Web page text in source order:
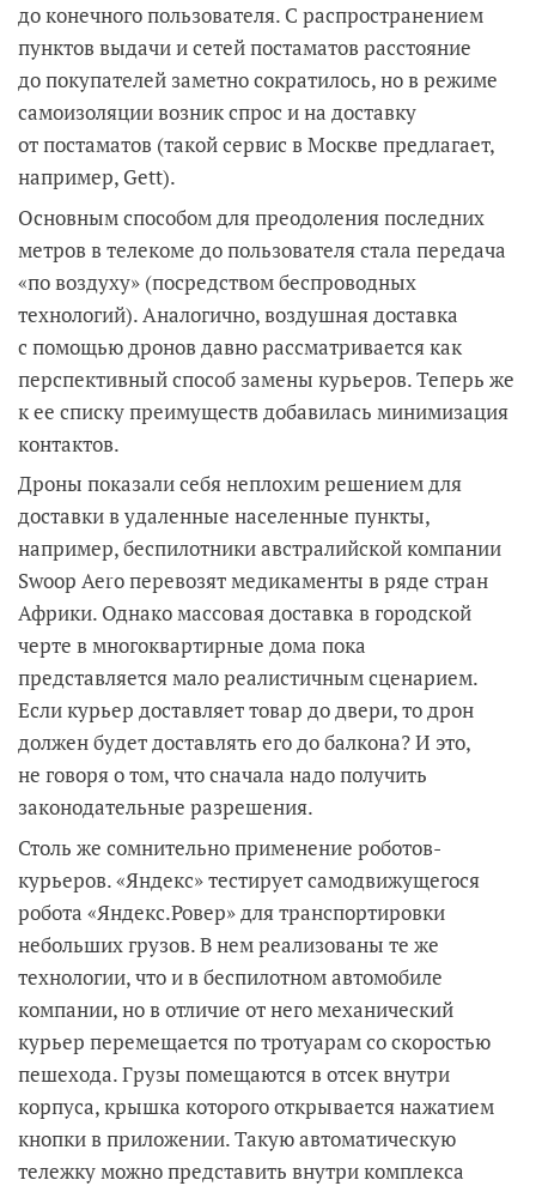
до конечного пользователя. С распространением
пунктов выдачи и сетей постаматов расстояние
до покупателей заметно сократилось, но в режиме
самоизоляции возник спрос и на доставку
от постаматов (такой сервис в Москве предлагает,
например, Gett).
Основным способом для преодоления последних
метров в телекоме до пользователя стала передача
«по воздуху» (посредством беспроводных
технологий). Аналогично, воздушная доставка
с помощью дронов давно рассматривается как
перспективный способ замены курьеров. Теперь же
к ее списку преимуществ добавилась минимизация
контактов.
Дроны показали себя неплохим решением для
доставки в удаленные населенные пункты,
например, беспилотники австралийской компании
Swoop Aero перевозят медикаменты в ряде стран
Африки. Однако массовая доставка в городской
черте в многоквартирные дома пока
представляется мало реалистичным сценарием.
Если курьер доставляет товар до двери, то дрон
должен будет доставлять его до балкона? И это,
не говоря о том, что сначала надо получить
законодательные разрешения.
Столь же сомнительно применение роботов-
курьеров. «Яндекс» тестирует самодвижущегося
робота «Яндекс.Ровер» для транспортировки
небольших грузов. В нем реализованы те же
технологии, что и в беспилотном автомобиле
компании, но в отличие от него механический
курьер перемещается по тротуарам со скоростью
пешехода. Грузы помещаются в отсек внутри
корпуса, крышка которого открывается нажатием
кнопки в приложении. Такую автоматическую
тележку можно представить внутри комплекса